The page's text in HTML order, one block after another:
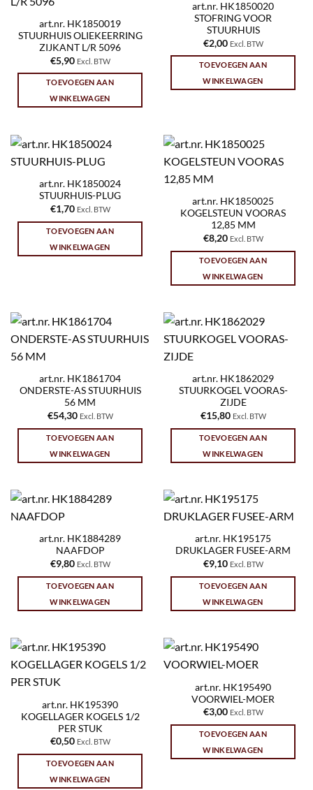
art.nr. HK1850019
STUURHUIS OLIEKEERRING
ZIJKANT L/R 5096
€5,90 Excl. BTW
TOEVOEGEN AAN
WINKELWAGEN
art.nr. HK1850020
STOFRING VOOR
STUURHUIS
€2,00 Excl. BTW
TOEVOEGEN AAN
WINKELWAGEN
art.nr. HK1850024
STUURHUIS-PLUG
€1,70 Excl. BTW
TOEVOEGEN AAN
WINKELWAGEN
art.nr. HK1850025
KOGELSTEUN VOORAS
12,85 MM
€8,20 Excl. BTW
TOEVOEGEN AAN
WINKELWAGEN
art.nr. HK1861704
ONDERSTE-AS STUURHUIS
56 MM
€54,30 Excl. BTW
TOEVOEGEN AAN
WINKELWAGEN
art.nr. HK1862029
STUURKOGEL VOORAS-
ZIJDE
€15,80 Excl. BTW
TOEVOEGEN AAN
WINKELWAGEN
art.nr. HK1884289
NAAFDOP
€9,80 Excl. BTW
TOEVOEGEN AAN
WINKELWAGEN
art.nr. HK195175
DRUKLAGER FUSEE-ARM
€9,10 Excl. BTW
TOEVOEGEN AAN
WINKELWAGEN
art.nr. HK195390
KOGELLAGER KOGELS 1/2
PER STUK
€0,50 Excl. BTW
TOEVOEGEN AAN
WINKELWAGEN
art.nr. HK195490
VOORWIEL-MOER
€3,00 Excl. BTW
TOEVOEGEN AAN
WINKELWAGEN